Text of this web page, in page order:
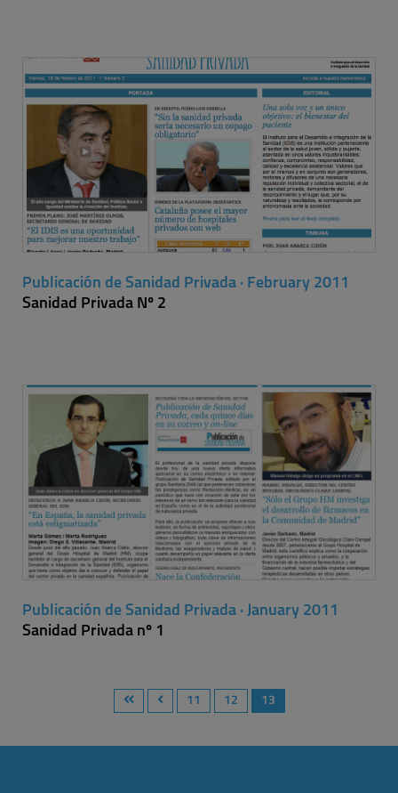
Publicación de Sanidad Privada · February 2011
Sanidad Privada Nº 2
Publicación de Sanidad Privada · January 2011
Sanidad Privada nº 1
11 12 13